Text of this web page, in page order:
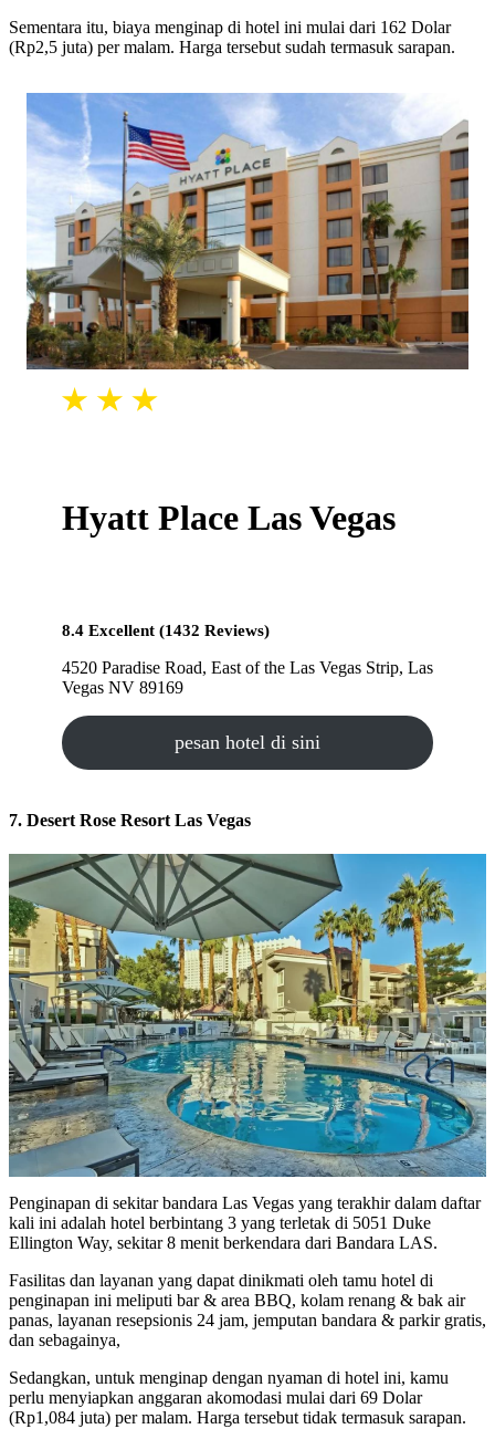
Sementara itu, biaya menginap di hotel ini mulai dari 162 Dolar
(Rp2,5 juta) per malam. Harga tersebut sudah termasuk sarapan.
Hyatt Place Las Vegas
8.4 Excellent (1432 Reviews)
4520 Paradise Road, East of the Las Vegas Strip, Las
Vegas NV 89169
pesan hotel di sini
7. Desert Rose Resort Las Vegas
Penginapan di sekitar bandara Las Vegas yang terakhir dalam daftar
kali ini adalah hotel berbintang 3 yang terletak di 5051 Duke
Ellington Way, sekitar 8 menit berkendara dari Bandara LAS.
Fasilitas dan layanan yang dapat dinikmati oleh tamu hotel di
penginapan ini meliputi bar & area BBQ, kolam renang & bak air
panas, layanan resepsionis 24 jam, jemputan bandara & parkir gratis,
dan sebagainya,
Sedangkan, untuk menginap dengan nyaman di hotel ini, kamu
perlu menyiapkan anggaran akomodasi mulai dari 69 Dolar
(Rp1,084 juta) per malam. Harga tersebut tidak termasuk sarapan.